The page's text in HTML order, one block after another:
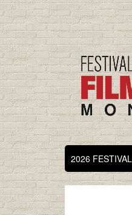
2026 FESTIVAL